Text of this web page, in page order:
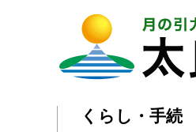
くらし・手続